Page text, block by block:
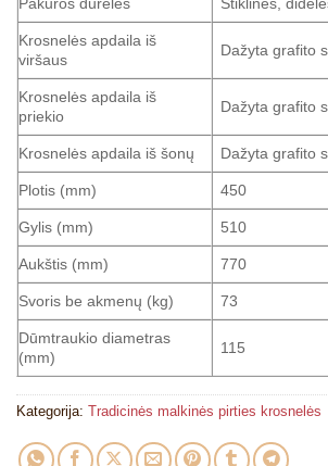
Krosnelės apdaila iš
viršaus
Dažyta grafito
Krosnelės apdaila iš
priekio
Dažyta grafito
Krosnelės apdaila iš šonų Dažyta grafito
Plotis (mm) 450
Gylis (mm) 510
Aukštis (mm) 770
Svoris be akmenų (kg) 73
Dūmtraukio diametras
(mm)
115
Kategorija: Tradicinės malkinės pirties krosnelės